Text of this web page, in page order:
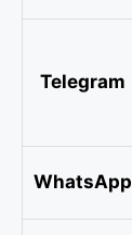
Telegram
WhatsApp